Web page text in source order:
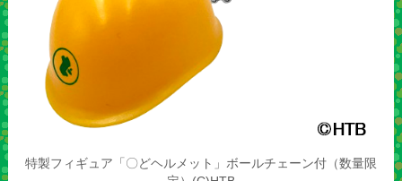
特製フィギュア「〇どヘルメット」ボールチェーン付（数量限